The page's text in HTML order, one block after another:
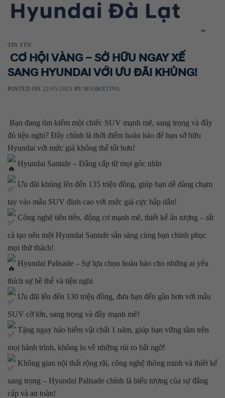
Skip
TIN TỨC
CƠ HỘI VÀNG – SỞ HỮU NGAY XẾ
SANG HYUNDAI VỚI ƯU ĐÃI KHỦNG!
POSTED ON 22/05/2025 BY MARKETING
Bạn đang tìm kiếm một chiếc SUV mạnh mẽ, sang trọng và đầy
đủ tiện nghi? Đây chính là thời điểm hoàn hảo để bạn sở hữu
Hyundai với mức giá không thể tốt hơn!
Hyundai Santafe – Đẳng cấp từ mọi góc nhìn
Ưu đãi khủng lên đến 135 triệu đồng, giúp bạn dễ dàng chạm
tay vào mẫu SUV đỉnh cao với mức giá cực hấp dẫn!
Công nghệ tiên tiến, động cơ mạnh mẽ, thiết kế ấn tượng – tất
cả tạo nên một Hyundai Santafe sẵn sàng cùng bạn chinh phục
mọi thử thách!
Hyundai Palisade – Sự lựa chọn hoàn hảo cho những ai yêu
thích sự bề thế và tiện nghi
Ưu đãi lên đến 130 triệu đồng, đưa bạn đến gần hơn với mẫu
SUV cỡ lớn, sang trọng và đầy mạnh mẽ!
Tặng ngay bảo hiểm vật chất 1 năm, giúp bạn vững tâm trên
mọi hành trình, không lo về những rủi ro bất ngờ!
Không gian nội thất rộng rãi, công nghệ thông minh và thiết kế
sang trọng – Hyundai Palisade chính là biểu tượng của sự đẳng
cấp và an toàn!